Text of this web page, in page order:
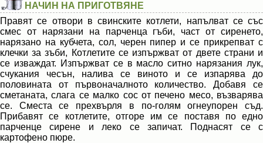
НАЧИН НА ПРИГОТВЯНЕ
Правят се отвори в свинските котлети, напълват се със
смес от нарязани на парченца гъби, част от сиренето,
нарязано на кубчета, сол, черен пипер и се прикрепват с
клечки за зъби, Котлетите се изпържват от двете страни и
се изваждат. Изпържват се в масло ситно нарязания лук,
счукания чесън, налива се виното и се изпарява до
половината от първоначалното количество. Добавя се
сметаната, слага се малко сос от печено месо, възварява
се. Сместа се прехвърля в по-голям огнеупорен съд.
Прибавят се котлетите, отгоре им се поставя по едно
парченце сирене и леко се запичат. Поднасят се с
картофено пюре.